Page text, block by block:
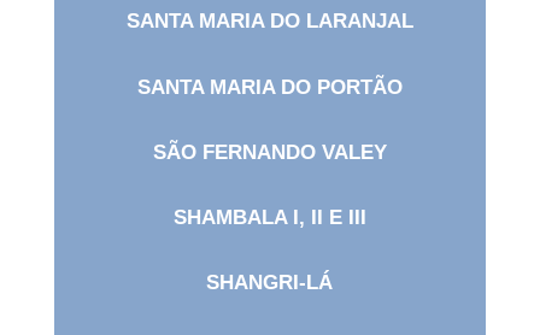
SANTA MARIA DO LARANJAL
SANTA MARIA DO PORTÃO
SÃO FERNANDO VALEY
SHAMBALA I, II E III
SHANGRI-LÁ